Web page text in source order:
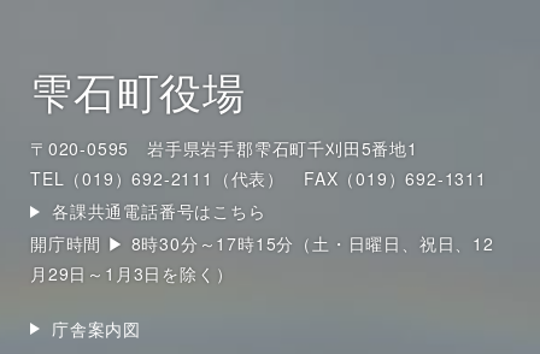
雫石町役場
〒020-0595 岩手県岩手郡雫石町千刈田5番地1
TEL（019）692-2111（代表）
FAX（019）692-1311
各課共通電話番号はこちら
開庁時間 ▶ 8時30分～17時15分（土・日曜日、祝日、12
月29日～1月3日を除く）
庁舎案内図